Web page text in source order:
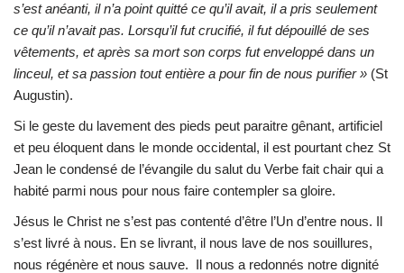
s’est anéanti, il n’a point quitté ce qu’il avait, il a pris seulement
ce qu’il n’avait pas. Lorsqu’il fut crucifié, il fut dépouillé de ses
vêtements, et après sa mort son corps fut enveloppé dans un
linceul, et sa passion tout entière a pour fin de nous purifier » (St
Augustin).
Si le geste du lavement des pieds peut paraitre gênant, artificiel
et peu éloquent dans le monde occidental, il est pourtant chez St
Jean le condensé de l’évangile du salut du Verbe fait chair qui a
habité parmi nous pour nous faire contempler sa gloire.
Jésus le Christ ne s’est pas contenté d’être l’Un d’entre nous. Il
s’est livré à nous. En se livrant, il nous lave de nos souillures,
nous régénère et nous sauve. Il nous a redonnés notre dignité